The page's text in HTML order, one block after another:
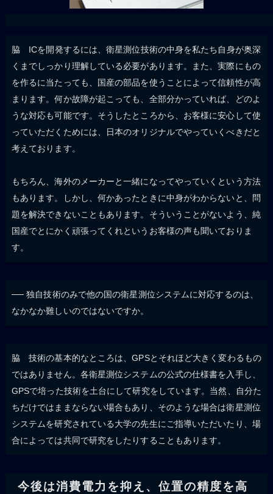
脇 ICを開発するには、衛星測位技術の中身を私たち自身が奥深
くまでしっかり理解している必要があります。また、実際にもの
を作るに当たっても、国産の部品を使うことによって信頼性が高
まります。何か故障が起こっても、全部分かっていれば、どのよ
うな対応も可能です。そうしたところから、お客様に安心して使
っていただくためには、日本のオリジナルでやっていくべきだと
考えております。
もちろん、海外のメーカーと一緒になってやっていくという方法
もあります。しかし、何かあったときに中身がわからないと、問
題を解決できないこともあります。そういうことがないよう、純
国産でとにかく頑張ってくれというお客様の声も聞いておりま
す。
── 独自技術のみで他の国の衛星測位システムに対応するのは、
なかなか難しいのではないですか。
脇 技術の基本的なところは、GPSとそれほど大きく変わるもの
ではありません。各衛星測位システムの公式の仕様書を入手し、
GPSで培った技術を土台にして研究をしています。当然、自分た
ちだけではままならない場合もあり、そのような場合は衛星測位
システムを研究されている大学の先生にご指導いただいたり、場
合によっては共同で研究をしたりすることもあります。
今後は消費電力を抑え、位置の精度を高